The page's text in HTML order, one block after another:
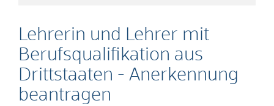
Lehrerin und Lehrer mit
Berufsqualifikation aus
Drittstaaten - Anerkennung
beantragen